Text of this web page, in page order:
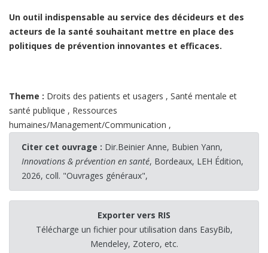
Un outil indispensable au service des décideurs et des
acteurs de la santé souhaitant mettre en place des
politiques de prévention innovantes et efficaces.
Theme : Droits des patients et usagers , Santé mentale et
santé publique , Ressources
humaines/Management/Communication ,
Citer cet ouvrage : Dir.Beinier Anne, Bubien Yann,
Innovations & prévention en santé, Bordeaux, LEH Édition,
2026, coll. "Ouvrages généraux",
Exporter vers RIS
Télécharge un fichier pour utilisation dans EasyBib,
Mendeley, Zotero, etc.